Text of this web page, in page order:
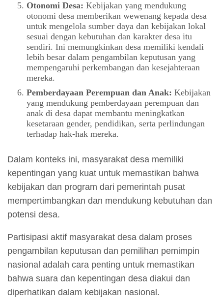
Otonomi Desa: Kebijakan yang mendukung
otonomi desa memberikan wewenang kepada desa
untuk mengelola sumber daya dan kebijakan lokal
sesuai dengan kebutuhan dan karakter desa itu
sendiri. Ini memungkinkan desa memiliki kendali
lebih besar dalam pengambilan keputusan yang
mempengaruhi perkembangan dan kesejahteraan
mereka.
Pemberdayaan Perempuan dan Anak: Kebijakan
yang mendukung pemberdayaan perempuan dan
anak di desa dapat membantu meningkatkan
kesetaraan gender, pendidikan, serta perlindungan
terhadap hak-hak mereka.
Dalam konteks ini, masyarakat desa memiliki
kepentingan yang kuat untuk memastikan bahwa
kebijakan dan program dari pemerintah pusat
mempertimbangkan dan mendukung kebutuhan dan
potensi desa.
Partisipasi aktif masyarakat desa dalam proses
pengambilan keputusan dan pemilihan pemimpin
nasional adalah cara penting untuk memastikan
bahwa suara dan kepentingan desa diakui dan
diperhatikan dalam kebijakan nasional.